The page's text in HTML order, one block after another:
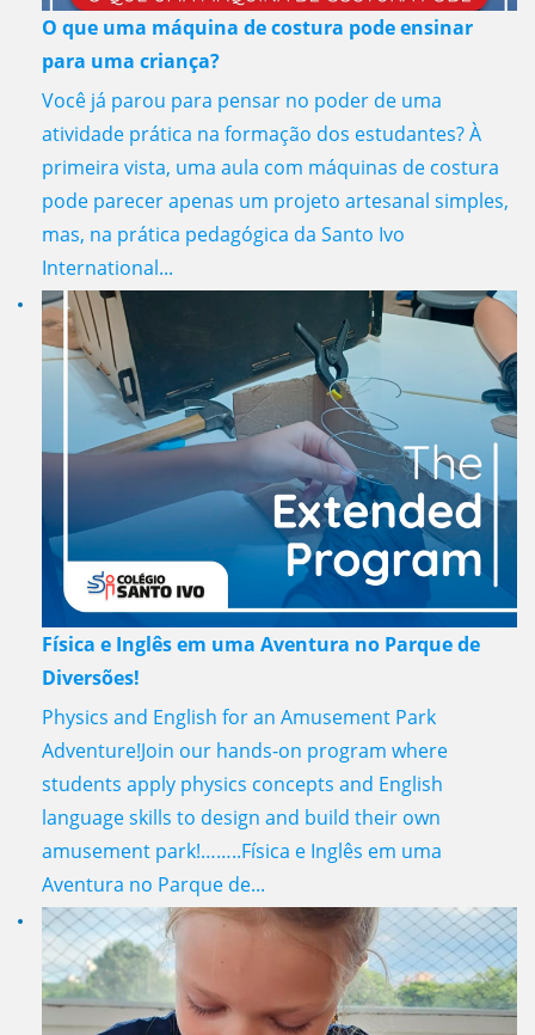
O que uma máquina de costura pode ensinar
para uma criança?
Você já parou para pensar no poder de uma
atividade prática na formação dos estudantes? À
primeira vista, uma aula com máquinas de costura
pode parecer apenas um projeto artesanal simples,
mas, na prática pedagógica da Santo Ivo
International...
Física e Inglês em uma Aventura no Parque de
Diversões!
Physics and English for an Amusement Park
Adventure!Join our hands-on program where
students apply physics concepts and English
language skills to design and build their own
amusement park!……..Física e Inglês em uma
Aventura no Parque de...